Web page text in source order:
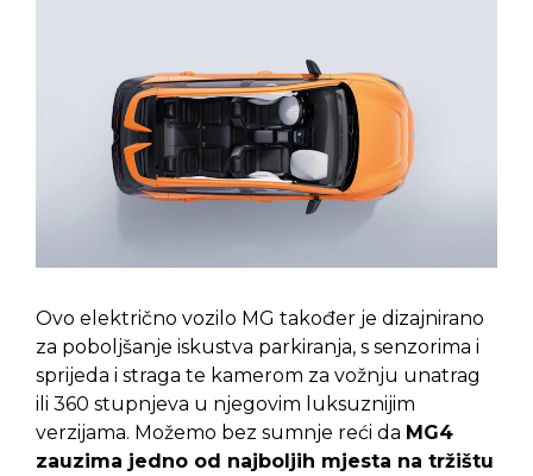
Ovo električno vozilo MG također je dizajnirano
za poboljšanje iskustva parkiranja, s senzorima i
sprijeda i straga te kamerom za vožnju unatrag
ili 360 stupnjeva u njegovim luksuznijim
verzijama. Možemo bez sumnje reći da MG4
zauzima jedno od najboljih mjesta na tržištu